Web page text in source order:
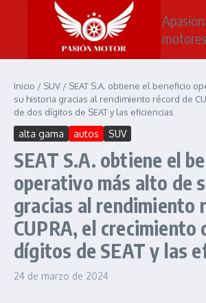
Saltar al contenido
Inicio / SUV / SEAT S.A. obtiene el beneficio
su historia gracias al rendimiento récord de
de dos dígitos de SEAT y las eficiencias
alta gama autos SUV
SEAT S.A. obtiene el
operativo más alto de
gracias al rendimiento
CUPRA, el crecimiento
dígitos de SEAT y las
24 de marzo de 2024